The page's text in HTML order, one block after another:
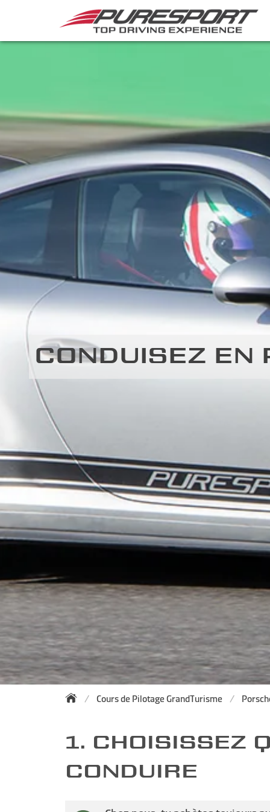
CONDUISEZ EN
Cours de Pilotage GrandTurisme
1. CHOISISSEZ
CONDUIRE